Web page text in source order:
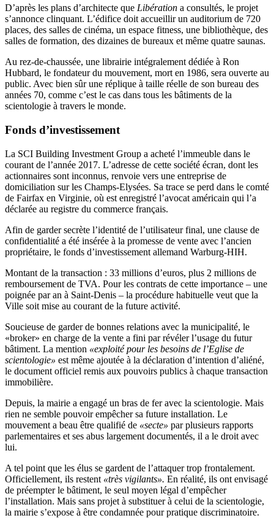
D’après les plans d’architecte que Libération a consultés, le projet
s’annonce clinquant. L’édifice doit accueillir un auditorium de 720
places, des salles de cinéma, un espace fitness, une bibliothèque, des
salles de formation, des dizaines de bureaux et même quatre saunas.
Au rez-de-chaussée, une librairie intégralement dédiée à Ron
Hubbard, le fondateur du mouvement, mort en 1986, sera ouverte au
public. Avec bien sûr une réplique à taille réelle de son bureau des
années 70, comme c’est le cas dans tous les bâtiments de la
scientologie à travers le monde.
Fonds d’investissement
La SCI Building Investment Group a acheté l’immeuble dans le
courant de l’année 2017. L’adresse de cette société écran, dont les
actionnaires sont inconnus, renvoie vers une entreprise de
domiciliation sur les Champs-Elysées. Sa trace se perd dans le comté
de Fairfax en Virginie, où est enregistré l’avocat américain qui l’a
déclarée au registre du commerce français.
Afin de garder secrète l’identité de l’utilisateur final, une clause de
confidentialité a été insérée à la promesse de vente avec l’ancien
propriétaire, le fonds d’investissement allemand Warburg-HIH.
Montant de la transaction : 33 millions d’euros, plus 2 millions de
remboursement de TVA. Pour les contrats de cette importance – une
poignée par an à Saint-Denis – la procédure habituelle veut que la
Ville soit mise au courant de la future activité.
Soucieuse de garder de bonnes relations avec la municipalité, le
«broker» en charge de la vente a fini par révéler l’usage du futur
bâtiment. La mention «exploité pour les besoins de l’Eglise de
scientologie» est même ajoutée à la déclaration d’intention d’aliéné,
le document officiel remis aux pouvoirs publics à chaque transaction
immobilière.
Depuis, la mairie a engagé un bras de fer avec la scientologie. Mais
rien ne semble pouvoir empêcher sa future installation. Le
mouvement a beau être qualifié de «secte» par plusieurs rapports
parlementaires et ses abus largement documentés, il a le droit avec
lui.
A tel point que les élus se gardent de l’attaquer trop frontalement.
Officiellement, ils restent «très vigilants». En réalité, ils ont envisagé
de préempter le bâtiment, le seul moyen légal d’empêcher
l’installation. Mais sans projet à substituer à celui de la scientologie,
la mairie s’expose à être condamnée pour pratique discriminatoire.